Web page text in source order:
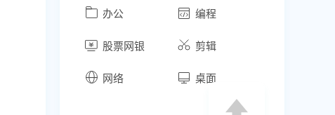
办公 编程
股票网银 剪辑
网络 桌面